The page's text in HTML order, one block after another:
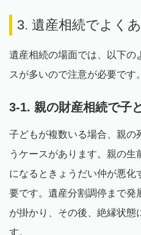
3. 遺産相続でよく
遺産相続の場面では、以下の
スが多いので注意が必要です。
3-1. 親の財産相続で子
子どもが複数いる場合、親の
うケースがあります。親の
になるときょうだい仲が悪
要です。遺産分割調停まで発
が掛かり、その後、絶縁状態
す。